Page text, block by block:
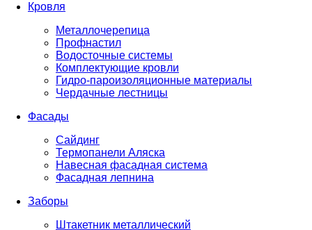
Кровля
Металлочерепица
Профнастил
Водосточные системы
Комплектующие кровли
Гидро-пароизоляционные материалы
Чердачные лестницы
Фасады
Сайдинг
Термопанели Аляска
Навесная фасадная система
Фасадная лепнина
Заборы
Штакетник металлический